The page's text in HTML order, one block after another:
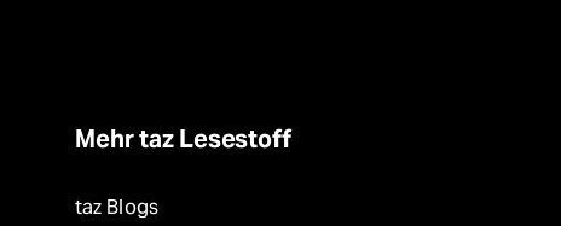
Mehr taz Lesestoff
taz Blogs